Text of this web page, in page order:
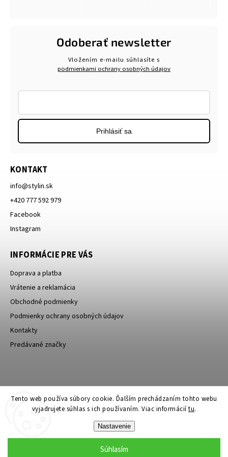
Tento web používa súbory cookie. Ďalším prechádzaním tohto webu
vyjadrujete súhlas s ich používaním. Viac informáciítu.
Nastavenie
Súhlasím
KONTAKT
info@stylin.sk
+420 777 592 979
Facebook
Instagram
INFORMÁCIE PRE VÁS
Doprava a platba
Vrátenie a reklamácia
Obchodné podmienky
Podmienky ochrany osobných údajov
Kontakty
Predávané značky
Odoberať newsletter
Vložením e-mailu súhlasíte s
podmienkami ochrany osobných údajov
Prihlásiť sa
Bagin.cz